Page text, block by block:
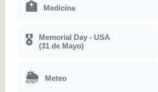
🏥 Medicina
🎖
Memorial Day - USA
(31 de Mayo)
🌦 Meteo